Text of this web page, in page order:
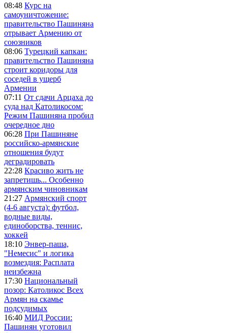
08:48 Курс на
самоуничтожение:
правительство Пашиняна
отрывает Армению от
союзников
08:06 Турецкий капкан:
правительство Пашиняна
строит коридоры для
соседей в ущерб
Армении
07:11 От сдачи Арцаха до
суда над Католикосом:
Режим Пашиняна пробил
очередное дно
06:28 При Пашиняне
российско-армянские
отношения будут
деградировать
22:28 Красиво жить не
запретишь... Особенно
армянским чиновникам
21:27 Армянский спорт
(4-6 августа): футбол,
водные виды,
единоборства, теннис,
хоккей
18:10 Энвер-паша,
"Немесис" и логика
возмездия: Расплата
неизбежна
17:30 Национальный
позор: Католикос Всех
Армян на скамье
подсудимых
16:40 МИД России:
Пашинян уготовил